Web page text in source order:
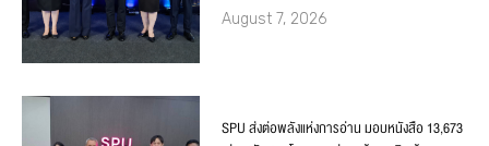
August 7, 2026
SPU ส่งต่อพลังแห่งการอ่าน มอบหนังสือ 13,673